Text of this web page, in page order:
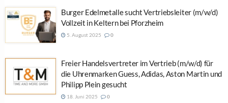
Burger Edelmetalle sucht Vertriebsleiter (m/w/d)
Vollzeit in Keltern bei Pforzheim
5. August 2025 0
Freier Handelsvertreter im Vertrieb (m/w/d) für
die Uhrenmarken Guess, Adidas, Aston Martin und
Philipp Plein gesucht
18. Juni 2025 0